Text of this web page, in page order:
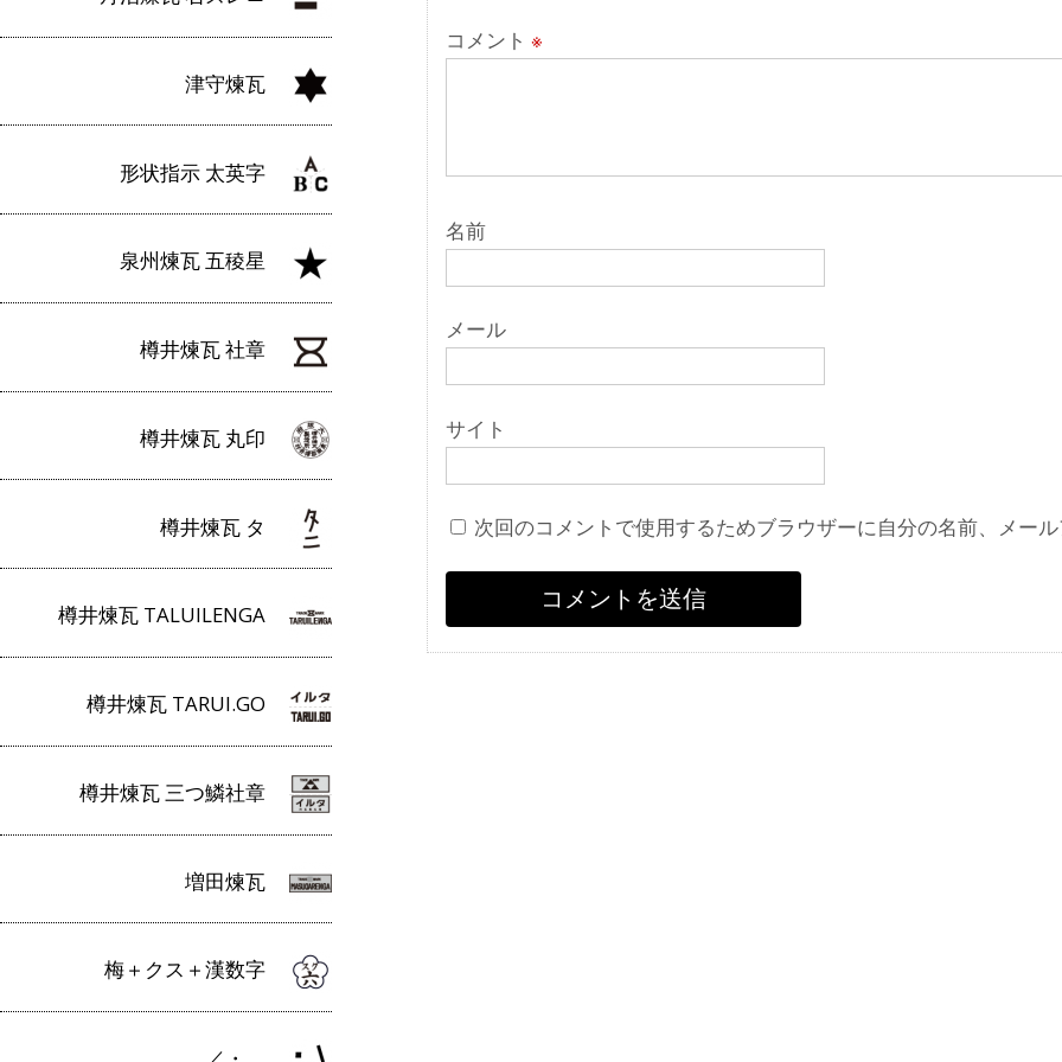
津守煉瓦
形状指示 太英字
泉州煉瓦 五稜星
樽井煉瓦 社章
樽井煉瓦 丸印
樽井煉瓦 タ
樽井煉瓦 TALUILENGA
樽井煉瓦 TARUI.GO
樽井煉瓦 三つ鱗社章
増田煉瓦
梅＋クス＋漢数字
ョ
ン
コメント ※
名前
メール
サイト
次回のコメントで使用するためブラウザーに自分の名前、メール